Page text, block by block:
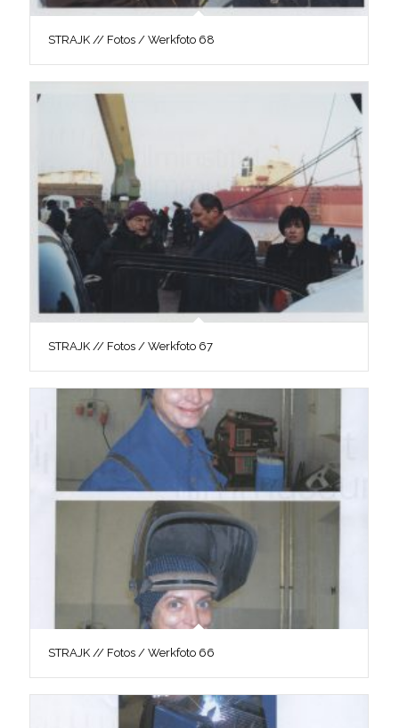
STRAJK // Fotos / Werkfoto 68
STRAJK // Fotos / Werkfoto 67
STRAJK // Fotos / Werkfoto 66